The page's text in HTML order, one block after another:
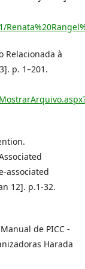
Relacionada à
p. 1–201.
associated
12]. p.1-32.
de PICC -
Harada